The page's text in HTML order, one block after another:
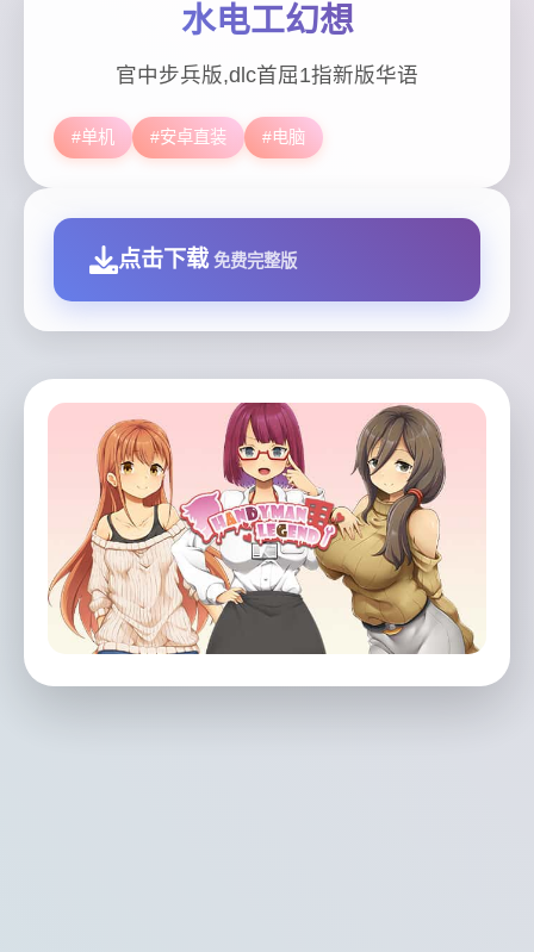
水电工幻想
官中步兵版,dlc首屈1指新版华语
#单机 #安卓直装 #电脑
点击下载 免费完整版